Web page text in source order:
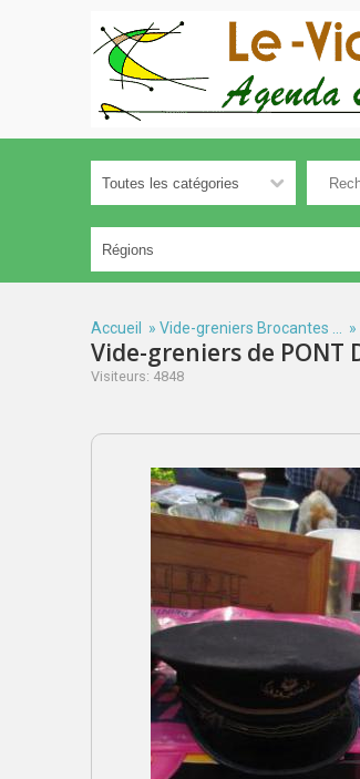
Accueil » Vide-greniers Brocantes ... »
Vide-greniers de PONT
Visiteurs: 4848